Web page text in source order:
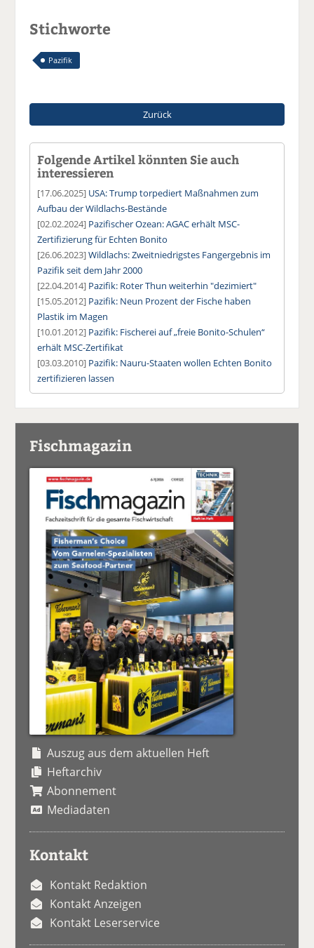
Stichworte
Pazifik
Zurück
Folgende Artikel könnten Sie auch
interessieren
[17.06.2025] USA: Trump torpediert Maßnahmen zum
Aufbau der Wildlachs-Bestände
[02.02.2024] Pazifischer Ozean: AGAC erhält MSC-
Zertifizierung für Echten Bonito
[26.06.2023]Wildlachs: Zweitniedrigstes Fangergebnis im
Pazifik seit dem Jahr 2000
[22.04.2014] Pazifik: Roter Thun weiterhin "dezimiert"
[15.05.2012] Pazifik: Neun Prozent der Fische haben
Plastik im Magen
[10.01.2012] Pazifik: Fischerei auf „freie Bonito-Schulen“
erhält MSC-Zertifikat
[03.03.2010] Pazifik: Nauru-Staaten wollen Echten Bonito
zertifizieren lassen
Fischmagazin
Auszug aus dem aktuellen Heft
Heftarchiv
Abonnement
Mediadaten
Kontakt
Kontakt Redaktion
Kontakt Anzeigen
Kontakt Leserservice